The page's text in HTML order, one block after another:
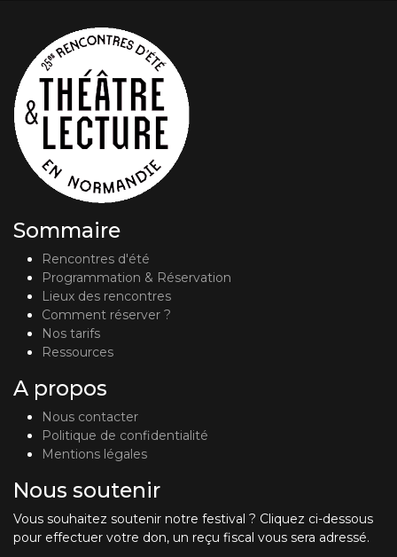
Sommaire
Rencontres d'été
Programmation & Réservation
Lieux des rencontres
Comment réserver ?
Nos tarifs
Ressources
A propos
Nous contacter
Politique de confidentialité
Mentions légales
Nous soutenir
Vous souhaitez soutenir notre festival ? Cliquez ci-dessous
pour effectuer votre don, un reçu fiscal vous sera adressé.